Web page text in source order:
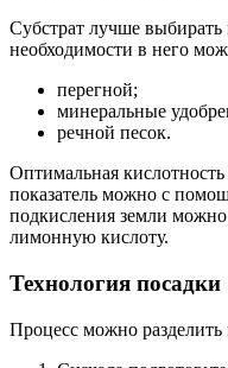
Субстрат лучше
необходимости в него
перегной;
минеральные
речной песок.
Оптимальная
показатель можно с
подкисления земли
лимонную кислоту.
Технология посадки
Процесс можно разделить